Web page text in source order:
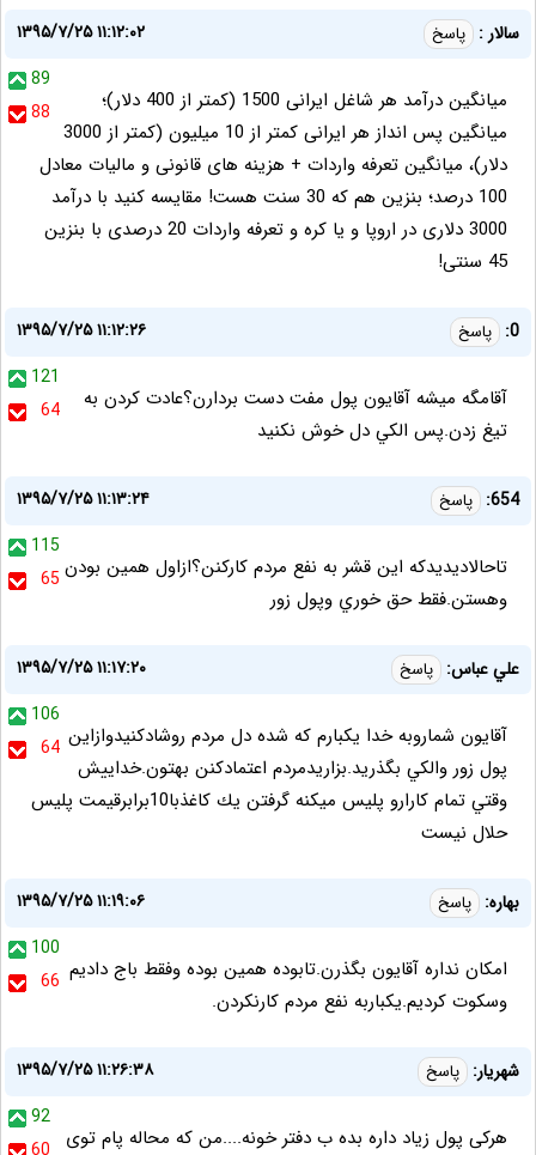
سالار : پاسخ
۱۳۹۵/۷/۲۵ ۱۱:۱۲:۰۲
89
88
میانگین درآمد هر شاغل ایرانی 1500 (کمتر از 400 دلار)؛
میانگین پس انداز هر ایرانی کمتر از 10 میلیون (کمتر از 3000
دلار)، میانگین تعرفه واردات + هزینه های قانونی و مالیات معادل
100 درصد؛ بنزین هم که 30 سنت هست! مقایسه کنید با درآمد
3000 دلاری در اروپا و یا کره و تعرفه واردات 20 درصدی با بنزین
45 سنتی!
0: پاسخ
۱۳۹۵/۷/۲۵ ۱۱:۱۲:۲۶
121
64
آقامگه ميشه آقايون پول مفت دست بردارن؟عادت كردن به
تيغ زدن.پس الكي دل خوش نكنيد
654: پاسخ
۱۳۹۵/۷/۲۵ ۱۱:۱۳:۲۴
115
65 تاحالاديديدكه اين قشر به نفع مردم كاركنن؟ازاول همين بودن
وهستن.فقط حق خوري وپول زور
علي عباس: پاسخ
۱۳۹۵/۷/۲۵ ۱۱:۱۷:۲۰
106
64 آقايون شماروبه خدا يكبارم كه شده دل مردم روشادكنيدوازاين
پول زور والكي بگذريد.بزاريدمردم اعتمادكنن بهتون.خداييش
وقتي تمام كارارو پليس ميكنه گرفتن يك كاغذبا10برابرقيمت پليس
حلال نيست
بهاره: پاسخ
۱۳۹۵/۷/۲۵ ۱۱:۱۹:۰۶
100
66 امكان نداره آقايون بگذرن.تابوده همين بوده وفقط باج داديم
وسكوت كرديم.يكباربه نفع مردم كارنكردن.
شهریار: پاسخ
۱۳۹۵/۷/۲۵ ۱۱:۲۶:۳۸
92
هرکی پول زیاد داره بده ب دفتر خونه....من که محاله پام توی